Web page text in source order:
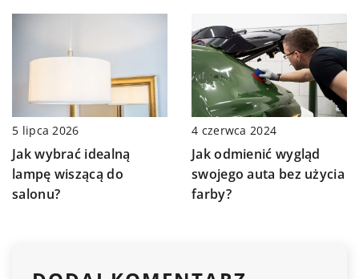
5 lipca 2026
Jak wybrać idealną
lampę wiszącą do
salonu?
4 czerwca 2024
Jak odmienić wygląd
swojego auta bez użycia
farby?